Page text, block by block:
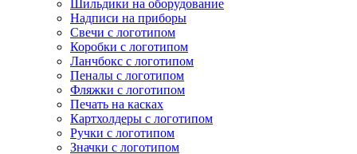
Шильдики на оборудование
Надписи на приборы
Свечи с логотипом
Коробки с логотипом
Ланчбокс с логотипом
Пеналы с логотипом
Фляжки с логотипом
Печать на касках
Картхолдеры с логотипом
Ручки с логотипом
Значки с логотипом